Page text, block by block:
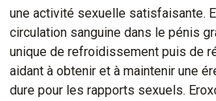
une activité sexuelle satisfaisante.
circulation sanguine dans le pénis
unique de refroidissement puis de
aidant à obtenir et à maintenir une
dure pour les rapports sexuels.